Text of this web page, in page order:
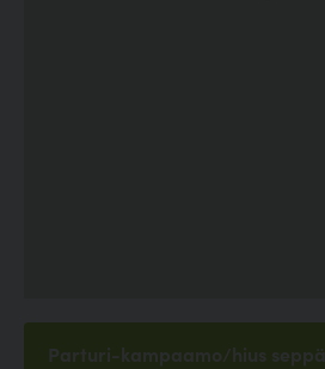
Parturi-kampaamo/hius seppä